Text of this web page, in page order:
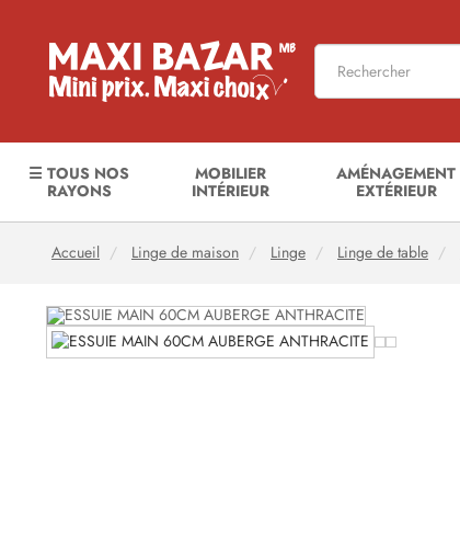
☰ TOUS NOS
RAYONS
MOBILIER
INTÉRIEUR
AMÉNAGEMENT
EXTÉRIEUR
Accueil Linge de maison Linge Linge de table